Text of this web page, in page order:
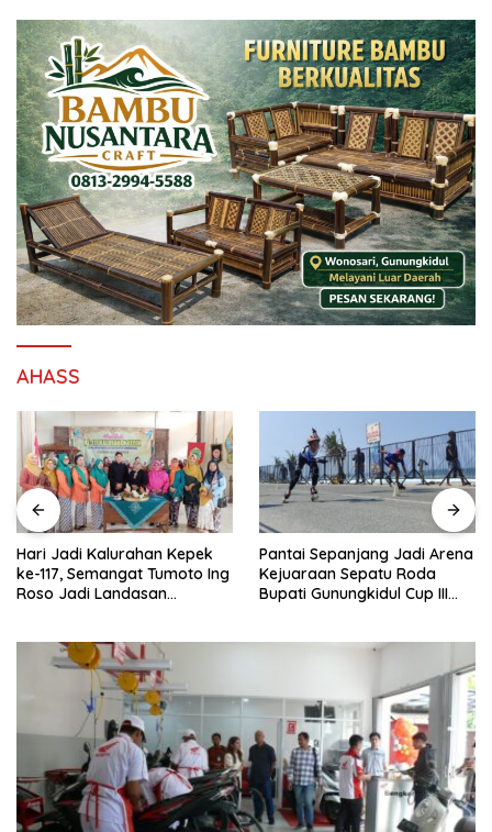
AHASS
Hari Jadi Kalurahan Kepek
ke-117, Semangat Tumoto Ing
Roso Jadi Landasan
Pantai Sepanjang Jadi Arena
Kejuaraan Sepatu Roda
Bupati Gunungkidul Cup III